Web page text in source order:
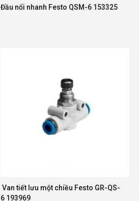
Đầu nối nhanh Festo QSM-6 153325
Van tiết lưu một chiều Festo GR-QS-
6 193969